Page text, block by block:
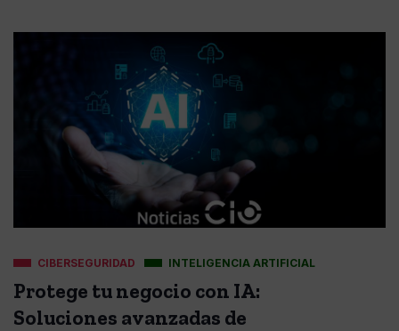
CIBERSEGURIDAD INTELIGENCIA ARTIFICIAL
Protege tu negocio con IA:
Soluciones avanzadas de